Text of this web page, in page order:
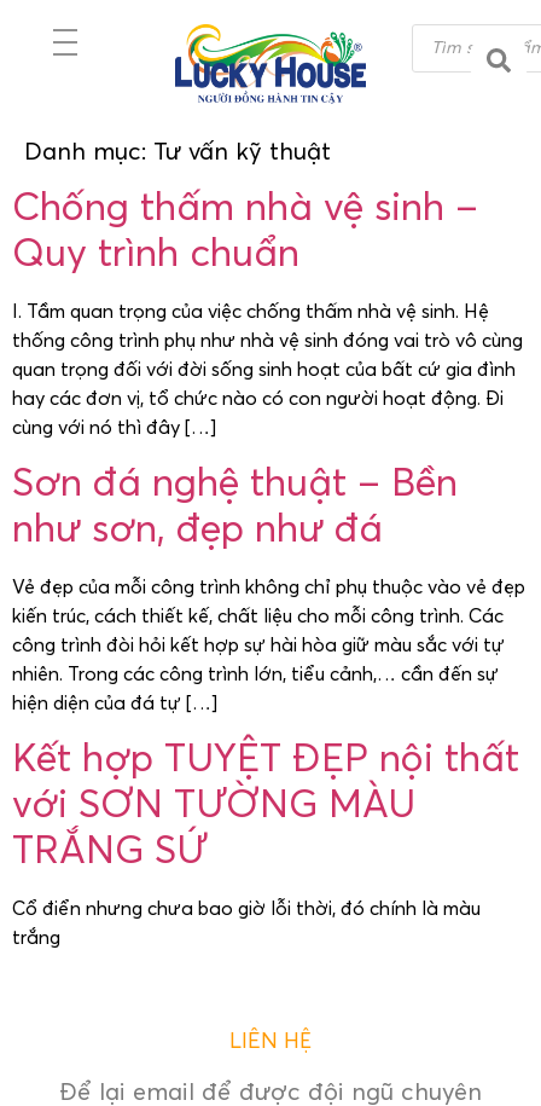
Danh mục: Tư vấn kỹ thuật
Chống thấm nhà vệ sinh –
Quy trình chuẩn
I. Tầm quan trọng của việc chống thấm nhà vệ sinh. Hệ
thống công trình phụ như nhà vệ sinh đóng vai trò vô cùng
quan trọng đối với đời sống sinh hoạt của bất cứ gia đình
hay các đơn vị, tổ chức nào có con người hoạt động. Đi
cùng với nó thì đây […]
Sơn đá nghệ thuật – Bền
như sơn, đẹp như đá
Vẻ đẹp của mỗi công trình không chỉ phụ thuộc vào vẻ đẹp
kiến trúc, cách thiết kế, chất liệu cho mỗi công trình. Các
công trình đòi hỏi kết hợp sự hài hòa giữ màu sắc với tự
nhiên. Trong các công trình lớn, tiểu cảnh,… cần đến sự
hiện diện của đá tự […]
Kết hợp TUYỆT ĐẸP nội thất
với SƠN TƯỜNG MÀU
TRẮNG SỨ
Cổ điển nhưng chưa bao giờ lỗi thời, đó chính là màu
trắng
LIÊN HỆ
Để lại email để được đội ngũ chuyên